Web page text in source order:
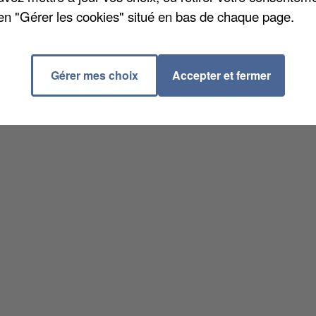
"Gérer les cookies" situé en bas de chaque page.
Gérer mes choix Accepter et fermer